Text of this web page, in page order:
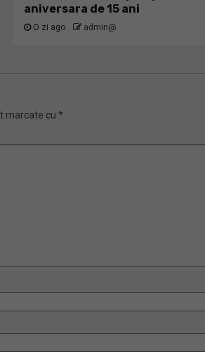
aniversara de 15 ani
O zi ago admin@
marcate cu *